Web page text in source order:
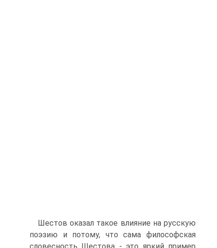
Шестов оказал такое влияние на русскую
поэзию и потому, что сама философская